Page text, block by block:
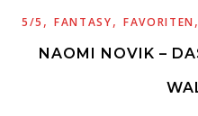
5/5 , FANTASY, FAVORITEN
NAOMI NOVIK –